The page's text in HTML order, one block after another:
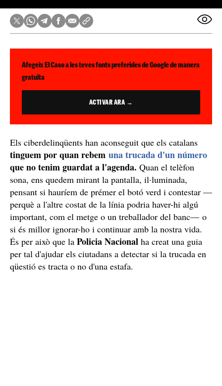
Afegeix El Caso a les teves fonts preferides de Google de manera
gratuïta
ACTIVAR ARA →
Els ciberdelinqüents han aconseguit que els catalans
tinguem por quan rebem una trucada d'un número
que no tenim guardat a l'agenda. Quan el telèfon
sona, ens quedem mirant la pantalla, il·luminada,
pensant si hauríem de prémer el botó verd i contestar —
perquè a l'altre costat de la línia podria haver-hi algú
important, com el metge o un treballador del banc— o
si és millor ignorar-ho i continuar amb la nostra vida.
És per això que la Policia Nacional ha creat una guia
per tal d'ajudar els ciutadans a detectar si la trucada en
qüestió es tracta o no d'una estafa.